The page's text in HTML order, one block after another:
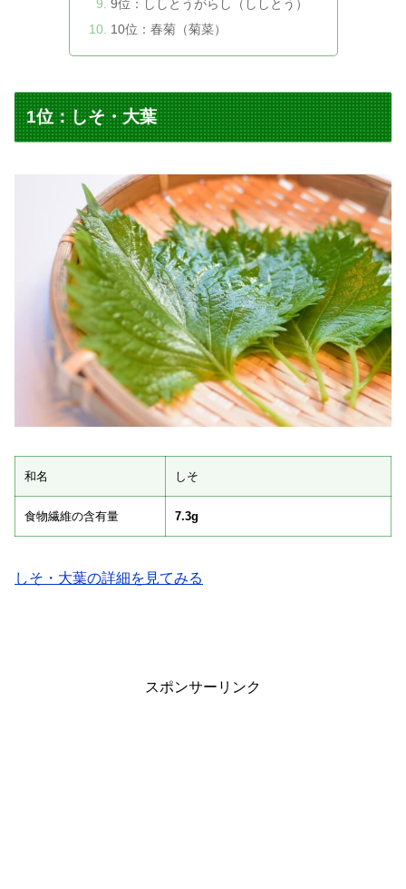
9位：ししとうがらし（ししとう）
10位：春菊（菊菜）
1位：しそ・大葉
和名 しそ
食物繊維の含有量 7.3g
しそ・大葉の詳細を見てみる
スポンサーリンク